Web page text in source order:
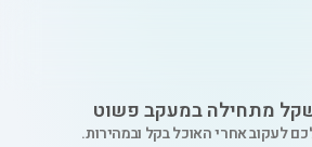
מתחילה במעקב פשוט
לעקוב אחרי האוכל בקל ובמהירות.